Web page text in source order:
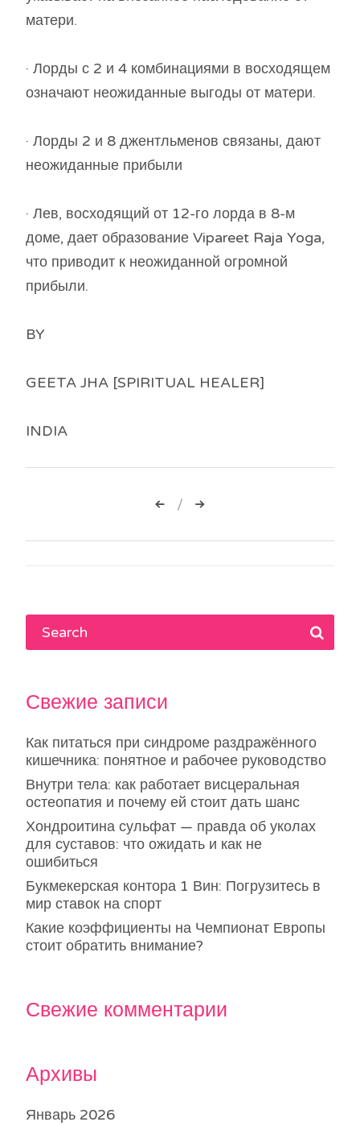
матери.
· Лорды с 2 и 4 комбинациями в восходящем
означают неожиданные выгоды от матери.
· Лорды 2 и 8 джентльменов связаны, дают
неожиданные прибыли
· Лев, восходящий от 12-го лорда в 8-м
доме, дает образование Vipareet Raja Yoga,
что приводит к неожиданной огромной
прибыли.
BY
GEETA JHA [SPIRITUAL HEALER]
INDIA
Навигация
по
Свежие записи
Как питаться при синдроме раздражённого
кишечника: понятное и рабочее руководство
Внутри тела: как работает висцеральная
остеопатия и почему ей стоит дать шанс
Хондроитина сульфат — правда об уколах
для суставов: что ожидать и как не
ошибиться
Букмекерская контора 1 Вин: Погрузитесь в
мир ставок на спорт
Какие коэффициенты на Чемпионат Европы
стоит обратить внимание?
Свежие комментарии
Архивы
Январь 2026